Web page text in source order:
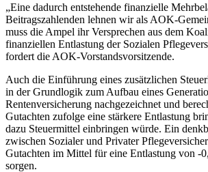
„Eine dadurch entstehende finanzielle
Beitragszahlenden lehnen wir als AOK-
muss die Ampel ihr Versprechen aus dem
finanziellen Entlastung der Sozialen
fordert die AOK-Vorstandsvorsitzende.
Auch die Einführung eines zusätzlichen
in der Grundlogik zum Aufbau eines
Rentenversicherung nachgezeichnet und
Gutachten zufolge eine stärkere Entlastung
dazu Steuermittel einbringen würde. Ein
zwischen Sozialer und Privater
Gutachten im Mittel für eine Entlastung von -
sorgen.